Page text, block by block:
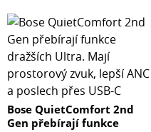
Bose QuietComfort 2nd
Gen přebírají funkce